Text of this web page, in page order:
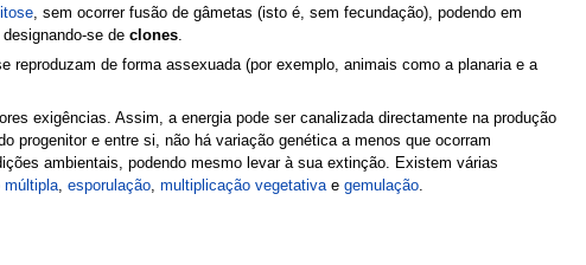
, sem ocorrer fusão de gâmetas (isto é, sem fecundação), podendo em
se de clones.
de forma assexuada (por exemplo, animais como a planaria e a
exigências. Assim, a energia pode ser canalizada directamente na produção
progenitor e entre si, não há variação genética a menos que ocorram
ambientais, podendo mesmo levar à sua extinção. Existem várias
múltipla esporulação multiplicação vegetativa e gemulação